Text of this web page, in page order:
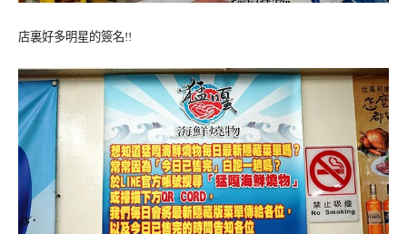
店裏好多明星的簽名!!